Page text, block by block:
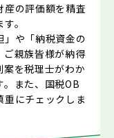
産の評価額を精査
。
」や「納税資金の
ご親族皆様が納得
を税理士がわか
。また、国税OB
にチェックしま